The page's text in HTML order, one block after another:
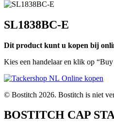
SL1838BC-E
Dit product kunt u kopen bij
Kies een handelaar en klik op
Online kopen
© Bostitch 2026. Bostitch is niet
BOSTITCH CAP